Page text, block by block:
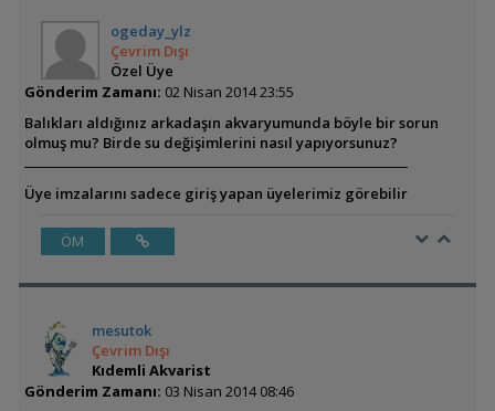
ogeday_ylz
Çevrim Dışı
Özel Üye
Gönderim Zamanı: 02 Nisan 2014 23:55
Balıkları aldığınız arkadaşın akvaryumunda böyle bir sorun
olmuş mu? Birde su değişimlerini nasıl yapıyorsunuz?
Üye imzalarını sadece giriş yapan üyelerimiz görebilir
ÖM
mesutok
Çevrim Dışı
Kıdemli Akvarist
Gönderim Zamanı: 03 Nisan 2014 08:46